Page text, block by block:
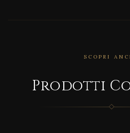
SCOPRI
Prodotti
CORRELATO